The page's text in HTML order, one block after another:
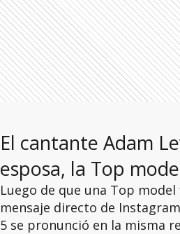
El cantante Adam
esposa, la Top
Luego de que una Top
mensaje directo de
5 se pronunció en la misma